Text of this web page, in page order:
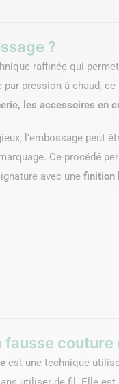
?
raffinée qui
pression à chaud,
les accessoires en
l’embossage peut
Ce procédé
avec une finition
fausse
est une technique